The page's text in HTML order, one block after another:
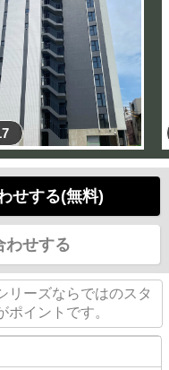
せする(無料)
わせする
リーズならではのスタ
イントです。